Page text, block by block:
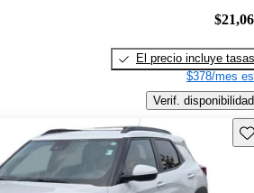
El precio incluye tasas
$378/mes
Verif. disponibilidad